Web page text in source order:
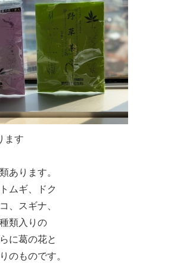
ます
あります。
ムギ、ドク
、スギナ、
類入りの
に葛の花と
のものです。